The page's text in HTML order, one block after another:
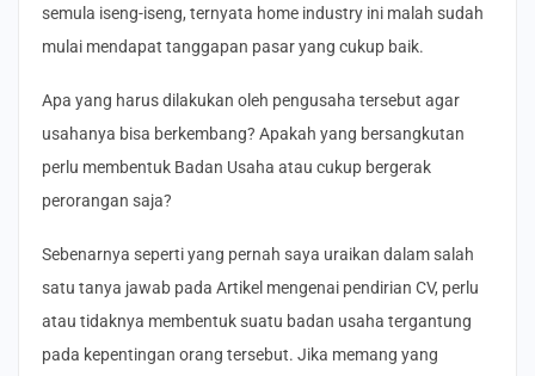
semula iseng-iseng, ternyata home industry ini malah sudah
mulai mendapat tanggapan pasar yang cukup baik.
Apa yang harus dilakukan oleh pengusaha tersebut agar
usahanya bisa berkembang? Apakah yang bersangkutan
perlu membentuk Badan Usaha atau cukup bergerak
perorangan saja?
Sebenarnya seperti yang pernah saya uraikan dalam salah
satu tanya jawab pada Artikel mengenai pendirian CV, perlu
atau tidaknya membentuk suatu badan usaha tergantung
pada kepentingan orang tersebut. Jika memang yang